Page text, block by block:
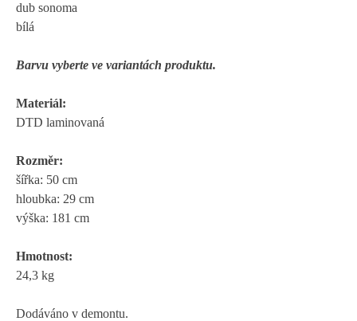
dub sonoma
bílá
Barvu vyberte ve variantách produktu.
Materiál:
DTD laminovaná
Rozměr:
šířka: 50 cm
hloubka: 29 cm
výška: 181 cm
Hmotnost:
24,3 kg
Dodáváno v demontu.